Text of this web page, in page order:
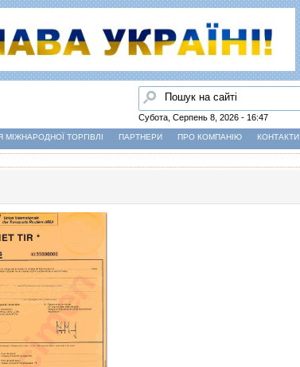
Пошук
Субота, Серпень 8, 2026 - 16:47
МІЖНАРОДНОЇ ТОРГІВЛІ ПАРТНЕРИ ПРО КОМПАНІЮ КОНТАКТИ